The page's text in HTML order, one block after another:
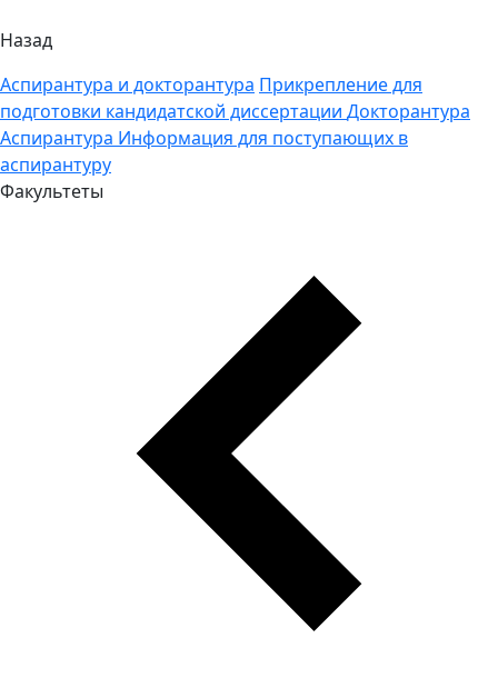
Назад
Аспирантура и докторантура Прикрепление для
подготовки кандидатской диссертации Докторантура
Аспирантура Информация для поступающих в
аспирантуру
Факультеты